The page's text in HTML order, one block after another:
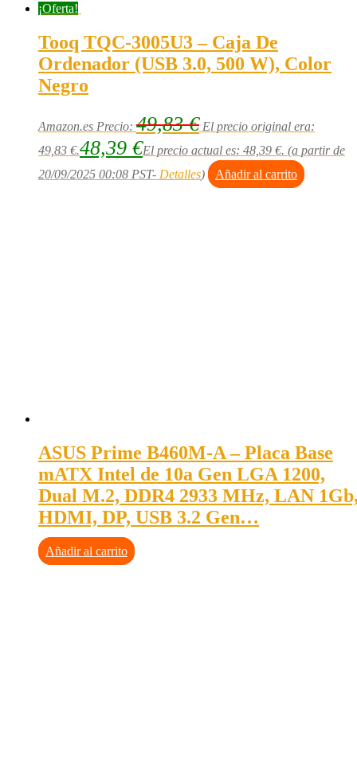
¡Oferta!
Tooq TQC-3005U3 – Caja De
Ordenador (USB 3.0, 500 W), Color
Negro
Amazon.es Precio: 49,83€ El precio original era:
49,83 €.48,39 €El precio actual es: 48,39 €. (a partir de
20/09/2025 00:08 PST- Detalles) Añadir al carrito
ASUS Prime B460M-A – Placa Base
mATX Intel de 10a Gen LGA 1200,
Dual M.2, DDR4 2933 MHz, LAN
HDMI, DP, USB 3.2 Gen…
Añadir al carrito